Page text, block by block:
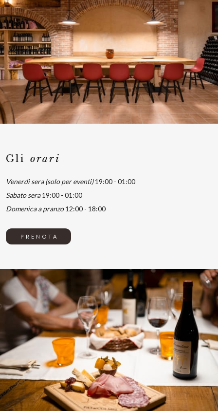
Gli orari
Venerdì sera (solo per eventi)19:00 - 01:00
Sabato sera19:00 - 01:00
Domenica a pranzo12:00 - 18:00
PRENOTA